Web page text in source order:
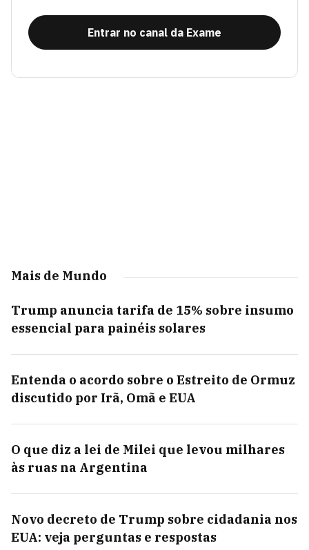
Entrar no canal da Exame
Mais de Mundo
Trump anuncia tarifa de 15% sobre insumo
essencial para painéis solares
Entenda o acordo sobre o Estreito de Ormuz
discutido por Irã, Omã e EUA
O que diz a lei de Milei que levou milhares
às ruas na Argentina
Novo decreto de Trump sobre cidadania nos
EUA: veja perguntas e respostas